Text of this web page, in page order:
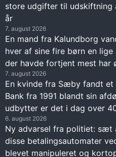
store udgifter til udskiftning
år
7. august 2026
En mand fra Kalundborg
hver af sine fire børn en
der havde fortjent mest har
7. august 2026
En kvinde fra Sæby fandt
Bank fra 1991 blandt sin
udbytter er det i dag over
6. august 2026
Ny advarsel fra politiet:
disse betalingsautomater
blevet manipuleret og